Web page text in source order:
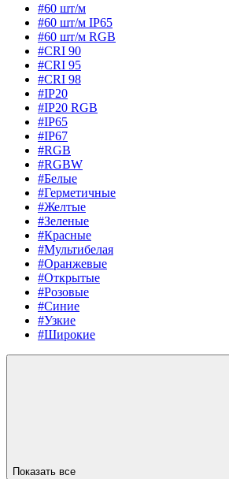
#60 шт/м
#60 шт/м IP65
#60 шт/м RGB
#CRI 90
#CRI 95
#CRI 98
#IP20
#IP20 RGB
#IP65
#IP67
#RGB
#RGBW
#Белые
#Герметичные
#Желтые
#Зеленые
#Красные
#Мультибелая
#Оранжевые
#Открытые
#Розовые
#Синие
#Узкие
#Широкие
Показать все